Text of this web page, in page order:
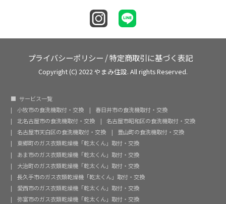
プライバシーポリシー /特定商取引に基づく表記
Copyright (C) 2022 やまみ住設. All rights Reserved.
サービス一覧
小牧市の食洗機取付・交換
春日井市の食洗機取付・交換
北名古屋市の食洗機取付・交換
名古屋市昭和区の食洗機取付・交換
名古屋市天白区の食洗機取付・交換
豊山町の食洗機取付・交換
東郷町のガス衣類乾燥機「乾太くん」取付・交換
あま市のガス衣類乾燥機「乾太くん」取付・交換
大治町のガス衣類乾燥機「乾太くん」取付・交換
長久手市のガス衣類乾燥機「乾太くん」取付・交換
愛西市のガス衣類乾燥機「乾太くん」取付・交換
弥富市のガス衣類乾燥機「乾太くん」取付・交換